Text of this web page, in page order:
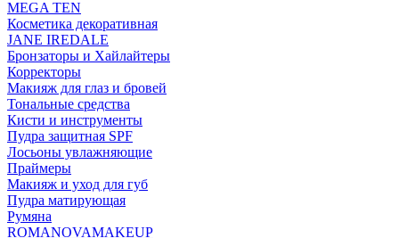
MEGA TEN
Косметика декоративная
JANE IREDALE
Бронзаторы и Хайлайтеры
Корректоры
Макияж для глаз и бровей
Тональные средства
Кисти и инструменты
Пудра защитная SPF
Лосьоны увлажняющие
Праймеры
Макияж и уход для губ
Пудра матирующая
Румяна
ROMANOVAMAKEUP